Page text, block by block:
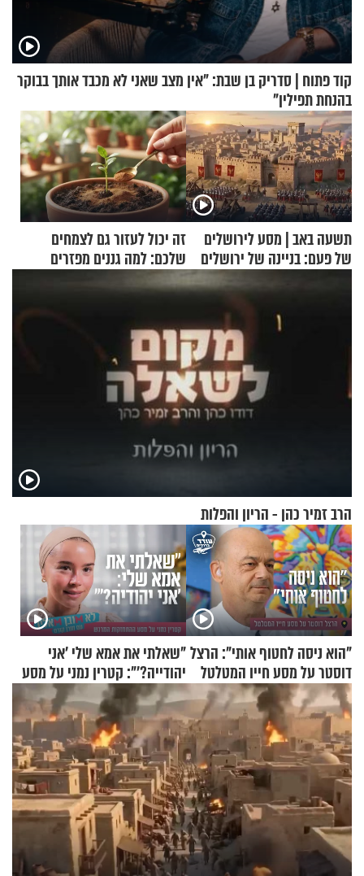
קוד פתוח | סדריק בן שבת: "אין מצב שאני לא מכבד אותך בבוקר
בהנחת תפילין"
תשעה באב | מסע לירושלים
של פעם: בניינה של ירושלים
זה יכול לעזור גם לצמחים
שלכם: למה גננים מפזרים
קינמון בעציצים?
הרב זמיר כהן - הריון והפלות
"הוא ניסה לחטוף אותי": הרצל
דוסטר על מסע חייו המטלטל
"שאלתי את אמא שלי 'אני
יהודייה?'": קטרין נמני על מסע
ההתחזקות המרגש